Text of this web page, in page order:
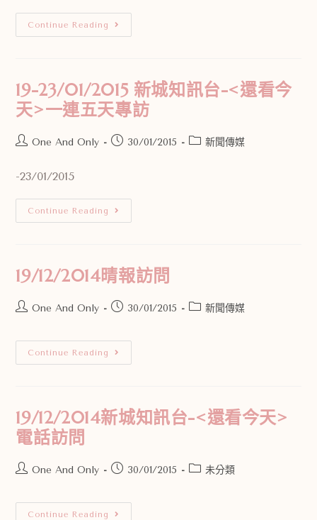
Continue Reading
19-23/01/2015 新城知訊台-<還看今
天>一連五天專訪
One And Only 30/01/2015 新聞傳媒
-23/01/2015
Continue Reading
19/12/2014晴報訪問
One And Only 30/01/2015 新聞傳媒
Continue Reading
19/12/2014新城知訊台-<還看今天>
電話訪問
One And Only 30/01/2015 未分類
Continue Reading